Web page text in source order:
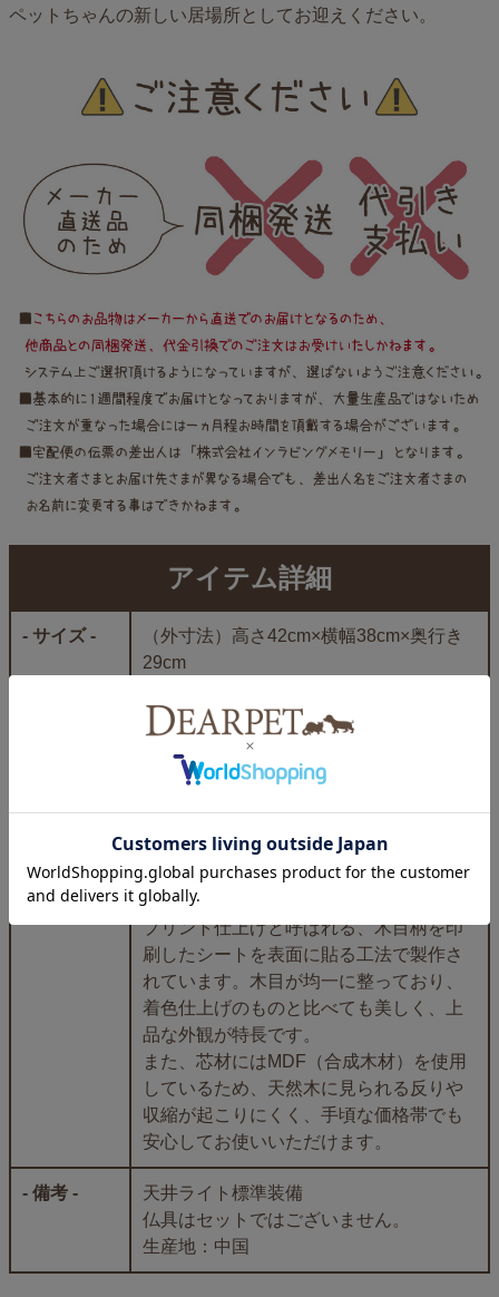
ペットちゃんの新しい居場所としてお迎えください。
アイテム詳細
- サイズ -
（外寸法）高さ42cm×横幅38cm×奥行き
29cm
行き24.5cm
台の上からの高さ29cm、台の上からライ
トまでの高さ23cm
- 素材 - MDF 楓調プリントシール
プリント仕上げと呼ばれる、木目柄を印
刷したシートを表面に貼る工法で製作さ
れています。木目が均一に整っており、
着色仕上げのものと比べても美しく、上
品な外観が特長です。
また、芯材にはMDF（合成木材）を使用
しているため、天然木に見られる反りや
収縮が起こりにくく、手頃な価格帯でも
安心してお使いいただけます。
- 備考 -
天井ライト標準装備
仏具はセットではございません。
生産地：中国